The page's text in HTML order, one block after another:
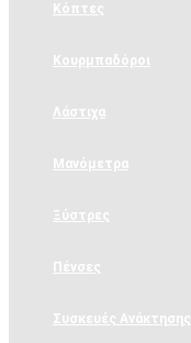
Κόπτες
Κουρμπαδόροι
Λάστιχα
Μανόμετρα
Ξύστρες
Πένσες
Συσκευές Ανάκτησης